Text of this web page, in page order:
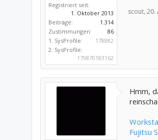
Registriert seit:
1. Oktober 2013
Beiträge:
1.314
Zustimmungen:
86
1. SysProfile:
178882
2. SysProfile:
179870183162
scout, 20.
Hmm,
Fujitsu